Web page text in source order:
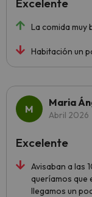
La comida muy
Habitación un
Excelente
Maria
Abril 2026
Avisaban a las
queríamos que
llegamos un
Excelente